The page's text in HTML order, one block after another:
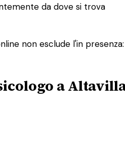
da dove si trova
non esclude l'in
a